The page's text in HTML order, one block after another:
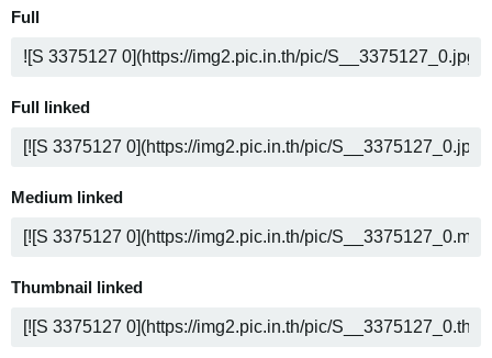
Full
Full linked
Medium linked
Thumbnail linked